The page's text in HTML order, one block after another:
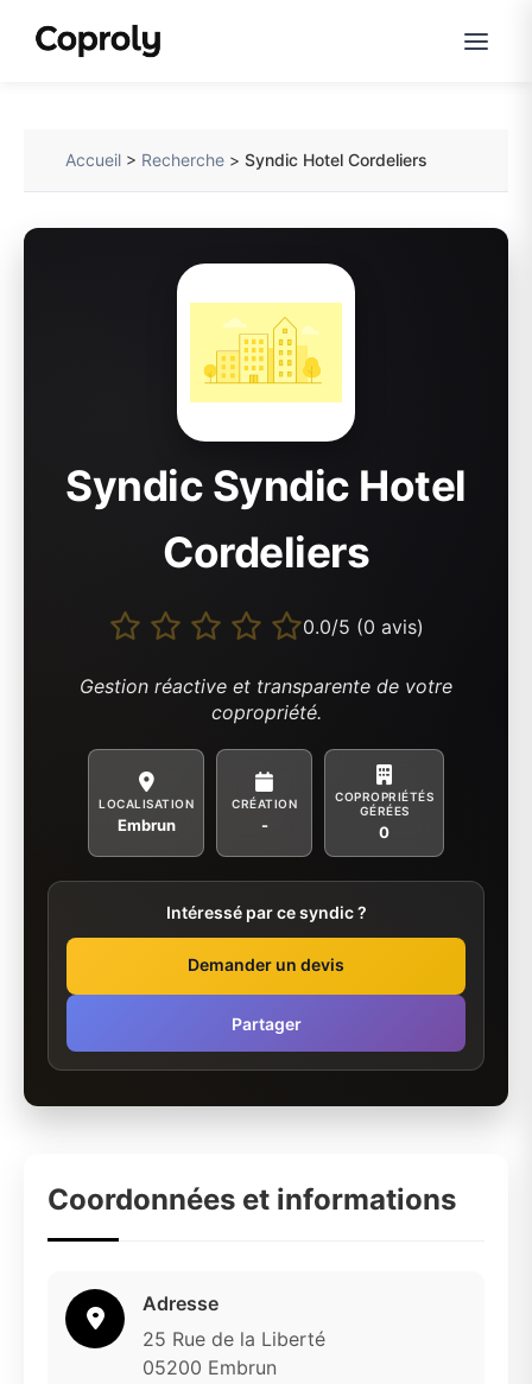
Accueil > Recherche >Syndic Hotel Cordeliers
Syndic Syndic Hotel
Cordeliers
0.0/5 (0 avis)
Gestion réactive et transparente de votre
copropriété.
LOCALISATION
Embrun
CRÉATION
-
COPROPRIÉTÉS
GÉRÉES
0
Intéressé par ce syndic ?
Demander un devis
Partager
Coordonnées et informations
Adresse
25 Rue de la Liberté
05200 Embrun